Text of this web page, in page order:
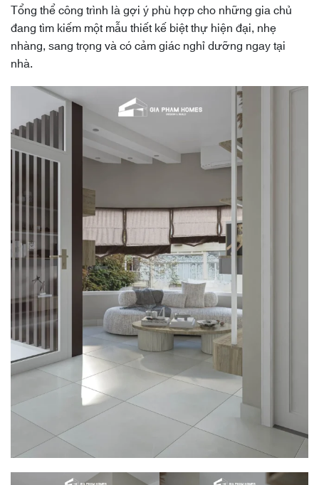
Tổng thể công trình là gợi ý phù hợp cho những gia chủ
đang tìm kiếm một mẫu thiết kế biệt thự hiện đại, nhẹ
nhàng, sang trọng và có cảm giác nghỉ dưỡng ngay tại
nhà.